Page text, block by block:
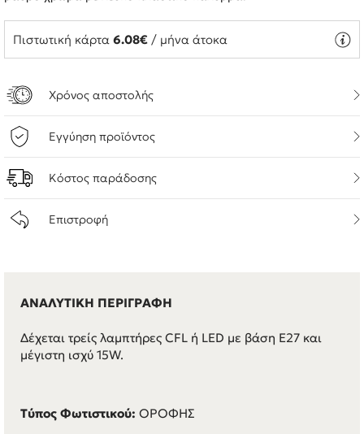
Πιστωτική κάρτα 6.08€ / μήνα άτοκα
Χρόνος αποστολής
Εγγύηση προϊόντος
Κόστος παράδοσης
Επιστροφή
ΑΝΑΛΥΤΙΚΗ ΠΕΡΙΓΡΑΦΗ
Δέχεται τρείς λαμπτήρες CFL ή LED με βάση E27 και
μέγιστη ισχύ 15W.
Τύπος Φωτιστικού: ΟΡΟΦΗΣ